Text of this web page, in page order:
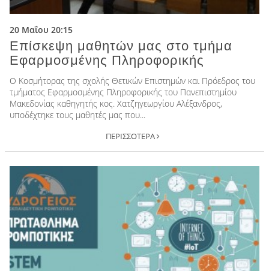
20 Μαΐου 20:15
Επίσκεψη μαθητών μας στο τμήμα
Εφαρμοσμένης Πληροφορικής
Ο Κοσμήτορας της σχολής Θετικών Επιστημών και Πρόεδρος του
τμήματος Εφαρμοσμένης Πληροφορικής του Πανεπιστημίου
Μακεδονίας καθηγητής κος. Χατζηγεωργίου Αλέξανδρος,
υποδέχτηκε τους μαθητές μας που...
ΠΕΡΙΣΣΟΤΕΡΑ